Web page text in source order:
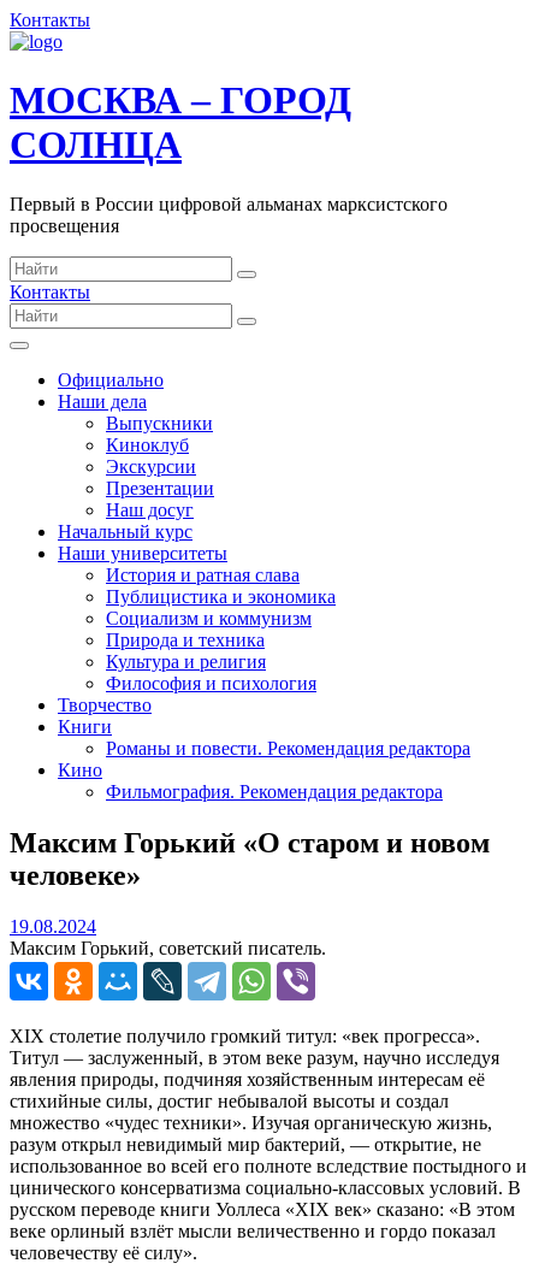
Контакты
МОСКВА – ГОРОД
СОЛНЦА
Первый в России цифровой альманах марксистского
просвещения
Контакты
Официально
Наши дела
Выпускники
Киноклуб
Экскурсии
Презентации
Наш досуг
Начальный курс
Наши университеты
История и ратная слава
Публицистика и экономика
Социализм и коммунизм
Природа и техника
Культура и религия
Философия и психология
Творчество
Книги
Романы и повести. Рекомендация редактора
Кино
Фильмография. Рекомендация редактора
Максим Горький «О старом и новом
человеке»
19.08.202419.08.2024
Максим Горький, советский писатель.
XIX столетие получило громкий титул: «век прогресса».
Титул — заслуженный, в этом веке разум, научно исследуя
явления природы, подчиняя хозяйственным интересам её
стихийные силы, достиг небывалой высоты и создал
множество «чудес техники». Изучая органическую жизнь,
разум открыл невидимый мир бактерий, — открытие, не
использованное во всей его полноте вследствие постыдного и
цинического консерватизма социально-классовых условий. В
русском переводе книги Уоллеса «XIX век» сказано: «В этом
веке орлиный взлёт мысли величественно и гордо показал
человечеству её силу».